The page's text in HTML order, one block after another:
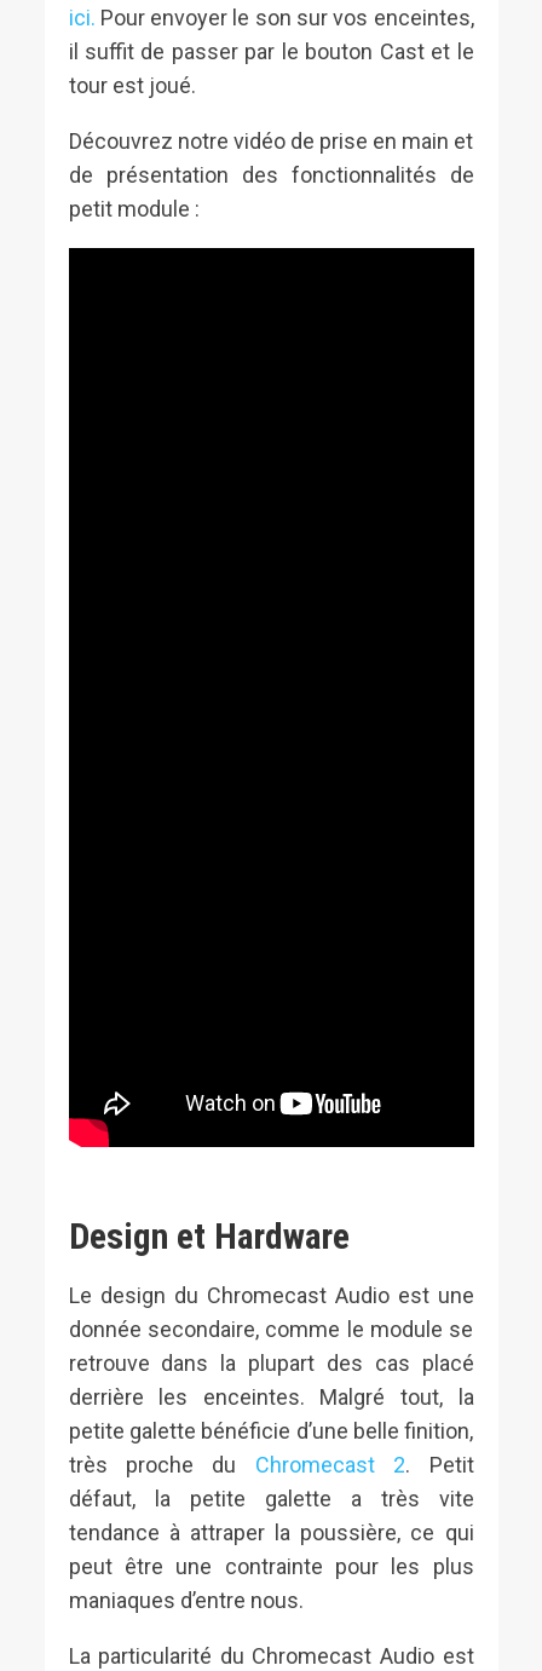
ici. Pour envoyer le son sur vos enceintes,
il suffit de passer par le bouton Cast et le
tour est joué.
Découvrez notre vidéo de prise en main et
de présentation des fonctionnalités de
petit module :
Design et Hardware
Le design du Chromecast Audio est une
donnée secondaire, comme le module se
retrouve dans la plupart des cas placé
derrière les enceintes. Malgré tout, la
petite galette bénéficie d’une belle finition,
très proche du Chromecast 2. Petit
défaut, la petite galette a très vite
tendance à attraper la poussière, ce qui
peut être une contrainte pour les plus
maniaques d’entre nous.
La particularité du Chromecast Audio est